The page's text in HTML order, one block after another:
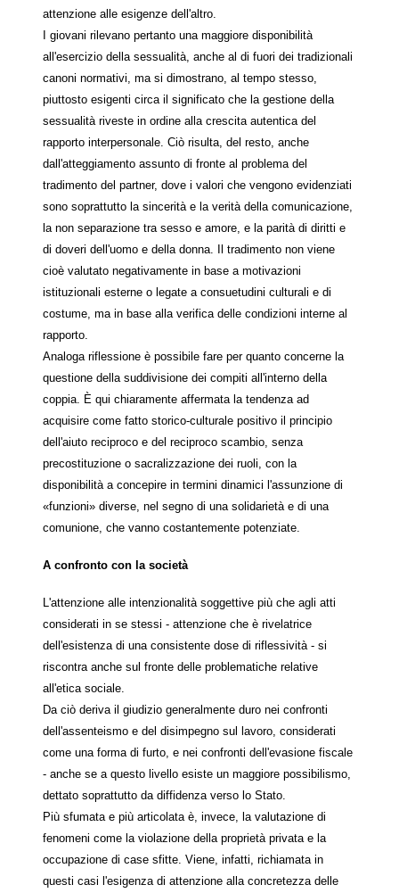
attenzione alle esigenze dell'altro.
I giovani rilevano pertanto una maggiore disponibilità
all'esercizio della sessualità, anche al di fuori dei tradizionali
canoni normativi, ma si dimostrano, al tempo stesso,
piuttosto esigenti circa il significato che la gestione della
sessualità riveste in ordine alla crescita autentica del
rapporto interpersonale. Ciò risulta, del resto, anche
dall'atteggiamento assunto di fronte al problema del
tradimento del partner, dove i valori che vengono evidenziati
sono soprattutto la sincerità e la verità della comunicazione,
la non separazione tra sesso e amore, e la parità di diritti e
di doveri dell'uomo e della donna. Il tradimento non viene
cioè valutato negativamente in base a motivazioni
istituzionali esterne o legate a consuetudini culturali e di
costume, ma in base alla verifica delle condizioni interne al
rapporto.
Analoga riflessione è possibile fare per quanto concerne la
questione della suddivisione dei compiti all'interno della
coppia. È qui chiaramente affermata la tendenza ad
acquisire come fatto storico-culturale positivo il principio
dell'aiuto reciproco e del reciproco scambio, senza
precostituzione o sacralizzazione dei ruoli, con la
disponibilità a concepire in termini dinamici l'assunzione di
«funzioni» diverse, nel segno di una solidarietà e di una
comunione, che vanno costantemente potenziate.
A confronto con la società
L'attenzione alle intenzionalità soggettive più che agli atti
considerati in se stessi - attenzione che è rivelatrice
dell'esistenza di una consistente dose di riflessività - si
riscontra anche sul fronte delle problematiche relative
all'etica sociale.
Da ciò deriva il giudizio generalmente duro nei confronti
dell'assenteismo e del disimpegno sul lavoro, considerati
come una forma di furto, e nei confronti dell'evasione fiscale
- anche se a questo livello esiste un maggiore possibilismo,
dettato soprattutto da diffidenza verso lo Stato.
Più sfumata e più articolata è, invece, la valutazione di
fenomeni come la violazione della proprietà privata e la
occupazione di case sfitte. Viene, infatti, richiamata in
questi casi l'esigenza di attenzione alla concretezza delle